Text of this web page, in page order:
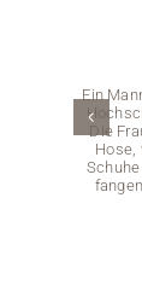
News
Ein
Die
Hose,